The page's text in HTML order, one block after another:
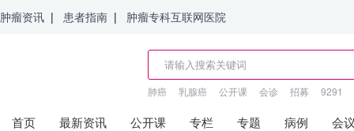
肿瘤资讯 | 患者指南 | 肿瘤专科互联网医院
肺癌 乳腺癌 公开课 会诊 招募 9291
首页 最新资讯 公开课 专栏 专题 病例 会